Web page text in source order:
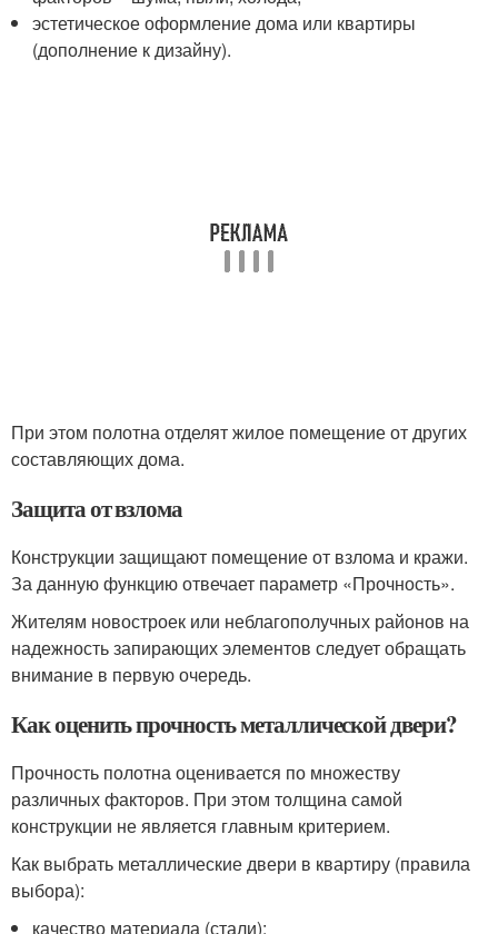
эстетическое оформление дома или квартиры
(дополнение к дизайну).
При этом полотна отделят жилое помещение от других
составляющих дома.
Защита от взлома
Конструкции защищают помещение от взлома и кражи.
За данную функцию отвечает параметр «Прочность».
Жителям новостроек или неблагополучных районов на
надежность запирающих элементов следует обращать
внимание в первую очередь.
Как оценить прочность металлической двери?
Прочность полотна оценивается по множеству
различных факторов. При этом толщина самой
конструкции не является главным критерием.
Как выбрать металлические двери в квартиру (правила
выбора):
качество материала (стали);